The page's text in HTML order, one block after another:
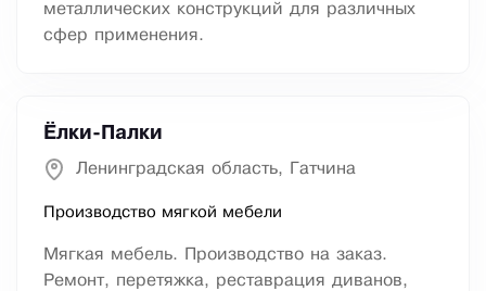
металлических конструкций для различных
сфер применения.
Ёлки-Палки
Ленинградская область, Гатчина
Производство мягкой мебели
Мягкая мебель. Производство на заказ.
Ремонт, перетяжка, реставрация диванов,